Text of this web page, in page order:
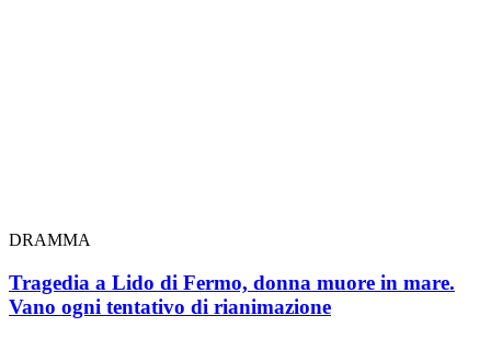
DRAMMA
Tragedia a Lido di Fermo, donna muore in mare.
Vano ogni tentativo di rianimazione